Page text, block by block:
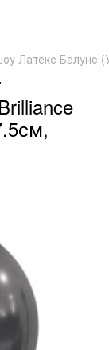
Латекс Балунс